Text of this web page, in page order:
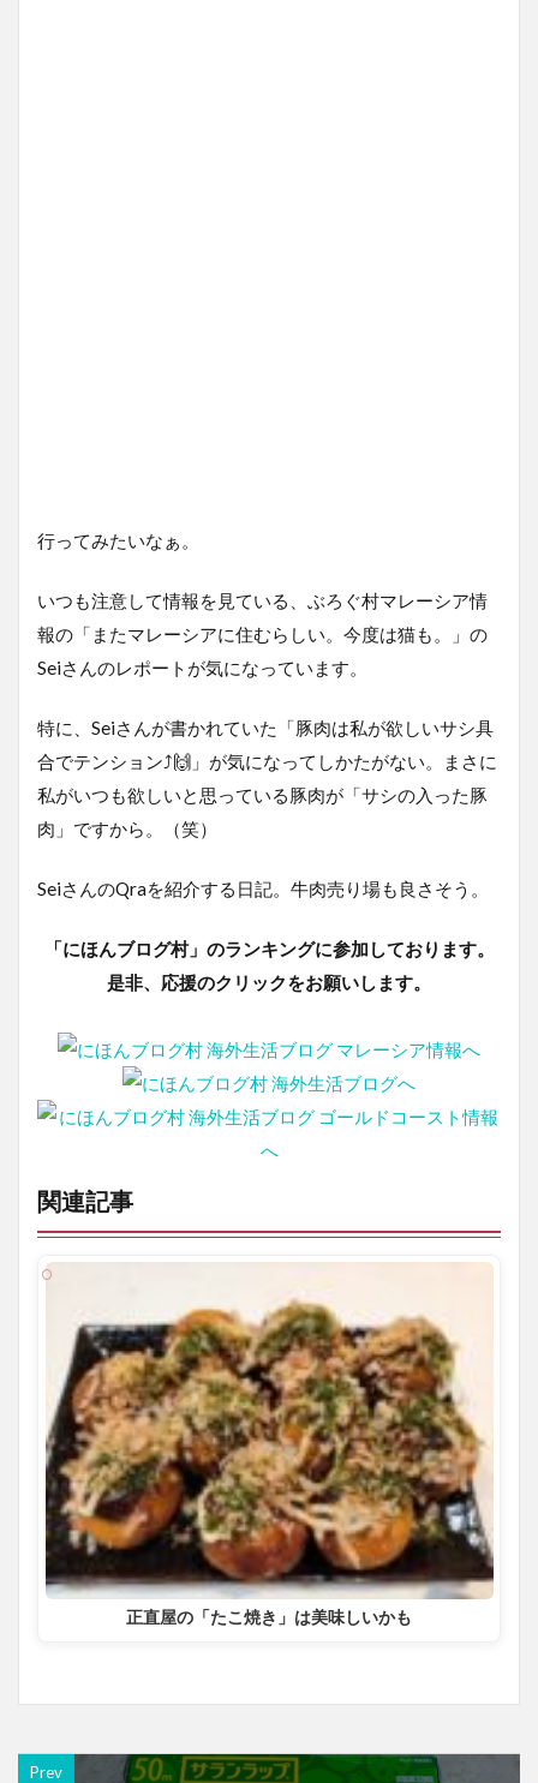
行ってみたいなぁ。
いつも注意して情報を見ている、ぶろぐ村マレーシア情
報の「またマレーシアに住むらしい。今度は猫も。」の
Seiさんのレポートが気になっています。
特に、Seiさんが書かれていた「豚肉は私が欲しいサシ具
合でテンション⤴️🙌」が気になってしかたがない。まさに
私がいつも欲しいと思っている豚肉が「サシの入った豚
肉」ですから。（笑）
SeiさんのQraを紹介する日記。牛肉売り場も良さそう。
「にほんブログ村」のランキングに参加しております。
是非、応援のクリックをお願いします。
関連記事
正直屋の「たこ焼き」は美味しいかも
Prev